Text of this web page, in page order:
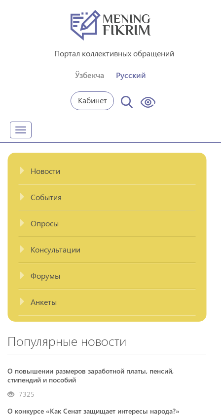
Портал коллективных обращений
Ўзбекча Русский
Кабинет
Toggle
navigation
Новости
События
Опросы
Консультации
Форумы
Анкеты
Популярные новости
О повышении размеров заработной платы, пенсий,
стипендий и пособий
7325
О конкурсе «Как Сенат защищает интересы народа?»